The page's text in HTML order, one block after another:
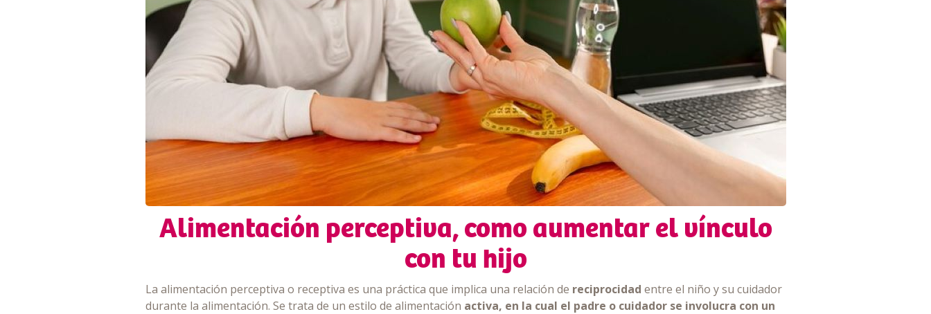
Alimentación perceptiva, como aumentar el vínculo
con tu hijo
La alimentación perceptiva o receptiva es una práctica que implica una relación de reciprocidad entre el niño y su cuidador
durante la alimentación. Se trata de un estilo de alimentación activa, en la cual el padre o cuidador se involucra con un